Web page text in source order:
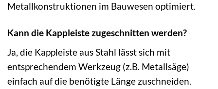
Metallkonstruktionen im Bauwesen optimiert.
Kann die Kappleiste zugeschnitten werden?
Ja, die Kappleiste aus Stahl lässt sich mit
entsprechendem Werkzeug (z.B. Metallsäge)
einfach auf die benötigte Länge zuschneiden.